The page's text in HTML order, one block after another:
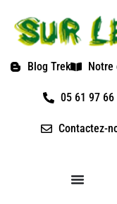
Blog Trek Notre
05 61 97 66
Contactez-